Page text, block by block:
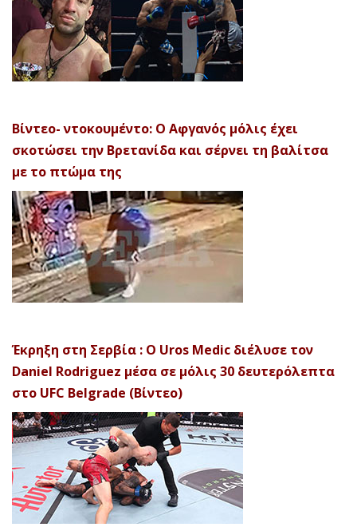
Βίντεο- ντοκουμέντο: Ο Αφγανός μόλις έχει
σκοτώσει την Βρετανίδα και σέρνει τη βαλίτσα
με το πτώμα της
Έκρηξη στη Σερβία : Ο Uros Medic διέλυσε τον
Daniel Rodriguez μέσα σε μόλις 30 δευτερόλεπτα
στο UFC Belgrade (Βίντεο)